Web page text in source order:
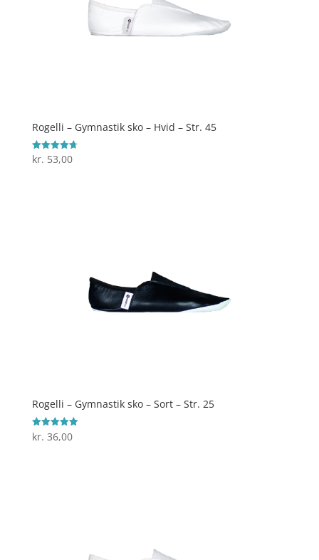
Rogelli – Gymnastik sko – Hvid – Str. 45
Vurderet
4.7
kr. 53,00
Rogelli – Gymnastik sko – Sort – Str. 25
Vurderet
5
kr. 36,00